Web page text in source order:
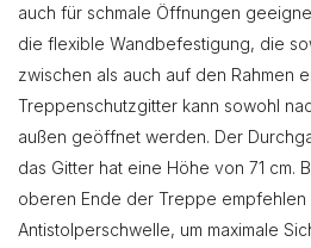
auch für schmale Öffnungen
die flexible Wandbefestigung, die
zwischen als auch auf den Rahmen
Treppenschutzgitter kann sowohl
außen geöffnet werden. Der
das Gitter hat eine Höhe von 71 cm.
oberen Ende der Treppe
Antistolperschwelle, um maximale